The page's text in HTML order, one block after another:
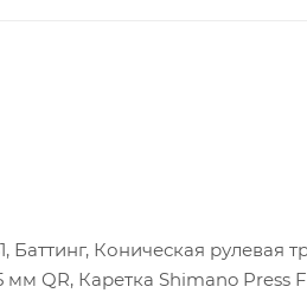
Коническая рулевая
мм QR, Каретка Shimano Press